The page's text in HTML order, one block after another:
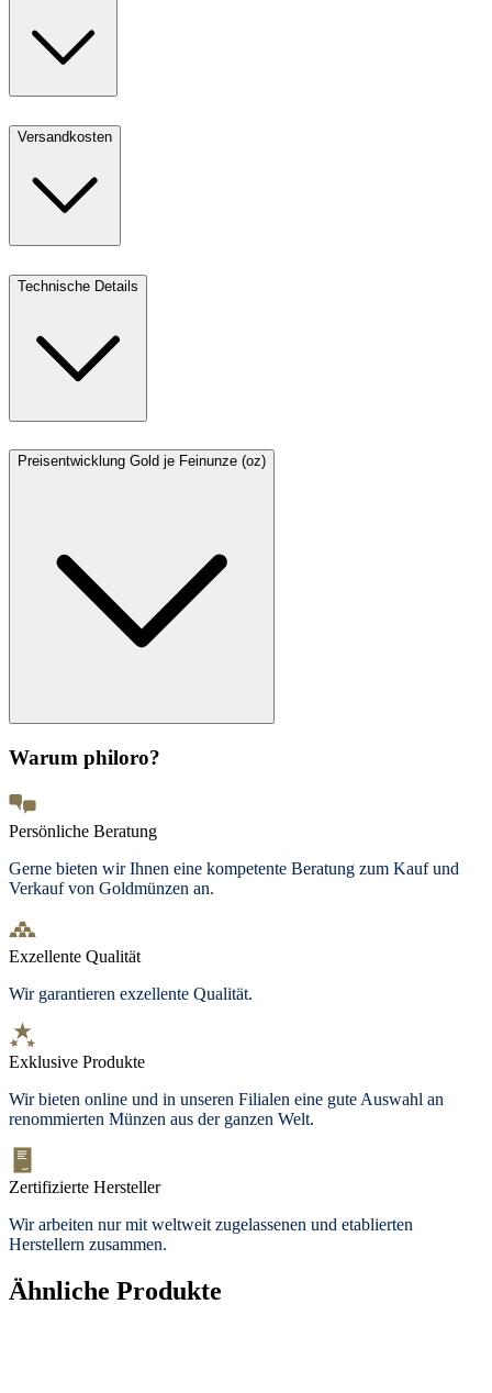
Versandkosten
Technische Details
Preisentwicklung Gold je Feinunze (oz)
Warum philoro?
Persönliche Beratung
Gerne bieten wir Ihnen eine kompetente Beratung zum Kauf und
Verkauf von Goldmünzen an.
Exzellente Qualität
Wir garantieren exzellente Qualität.
Exklusive Produkte
Wir bieten online und in unseren Filialen eine gute Auswahl an
renommierten Münzen aus der ganzen Welt.
Zertifizierte Hersteller
Wir arbeiten nur mit weltweit zugelassenen und etablierten
Herstellern zusammen.
Ähnliche Produkte